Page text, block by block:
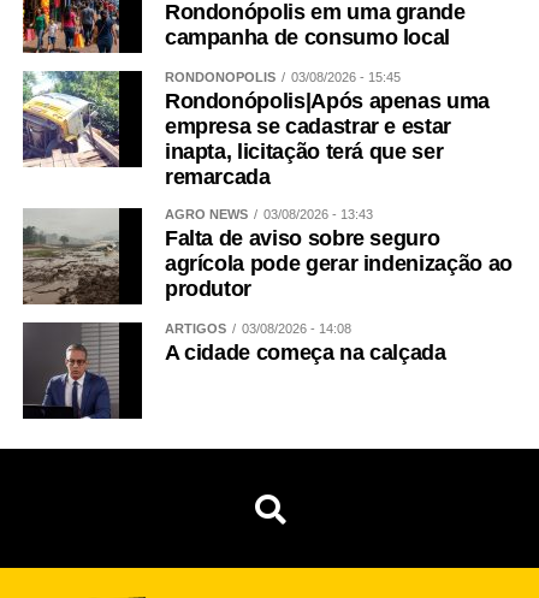
Rondonópolis em uma grande
campanha de consumo local
RONDONÓPOLIS 03/08/2026 - 15:45
Rondonópolis|Após apenas uma
empresa se cadastrar e estar
inapta, licitação terá que ser
remarcada
AGRO NEWS 03/08/2026 - 13:43
Falta de aviso sobre seguro
agrícola pode gerar indenização ao
produtor
ARTIGOS 03/08/2026 - 14:08
A cidade começa na calçada